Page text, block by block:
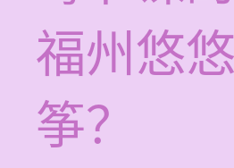
福州悠
筝？